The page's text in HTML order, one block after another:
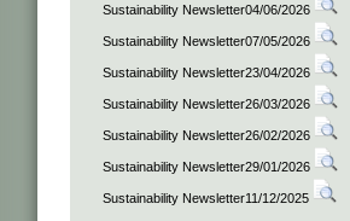
Sustainability Newsletter04/06/2026
Sustainability Newsletter07/05/2026
Sustainability Newsletter23/04/2026
Sustainability Newsletter26/03/2026
Sustainability Newsletter26/02/2026
Sustainability Newsletter29/01/2026
Sustainability Newsletter11/12/2025